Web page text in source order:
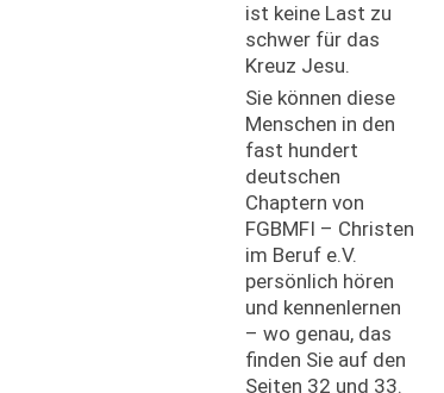
ist keine Last zu
schwer für das
Kreuz Jesu.
Sie können diese
Menschen in den
fast hundert
deutschen
Chaptern von
FGBMFI – Christen
im Beruf e.V.
persönlich hören
und kennenlernen
– wo genau, das
finden Sie auf den
Seiten 32 und 33.